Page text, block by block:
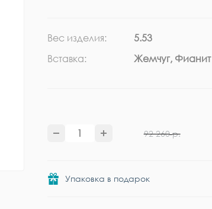
Вес изделия:
5.53
Вставка:
Жемчуг, Фианит
92 260 р.
Упаковка в подарок